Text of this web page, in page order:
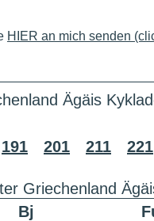
HIER an mich senden
Ägäis
191 201 211 221
Griechenland
Bj